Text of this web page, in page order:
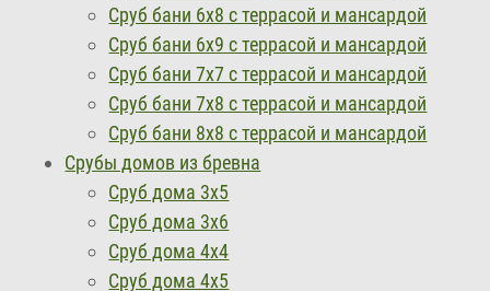
Сруб бани 6х8 с террасой и мансардой
Сруб бани 6х9 с террасой и мансардой
Сруб бани 7х7 с террасой и мансардой
Сруб бани 7х8 с террасой и мансардой
Сруб бани 8х8 с террасой и мансардой
Срубы домов из бревна
Сруб дома 3х5
Сруб дома 3х6
Сруб дома 4х4
Сруб дома 4х5